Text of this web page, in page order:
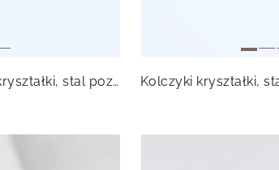
Kolczyki serduszka, kryształki, stal pozłacana S215598Z00